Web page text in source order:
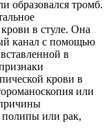
образовался тромб.
в стуле. Она
канал с помощью
в
крови в
или
полипы или рак,